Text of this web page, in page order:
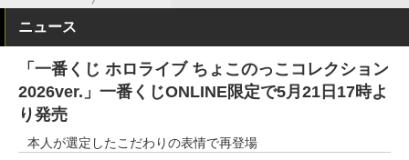
ニュース
「一番くじ ホロライブ ちょこのっこコレクション
2026ver.」一番くじONLINE限定で5月21日17時よ
り発売
本人が選定したこだわりの表情で再登場